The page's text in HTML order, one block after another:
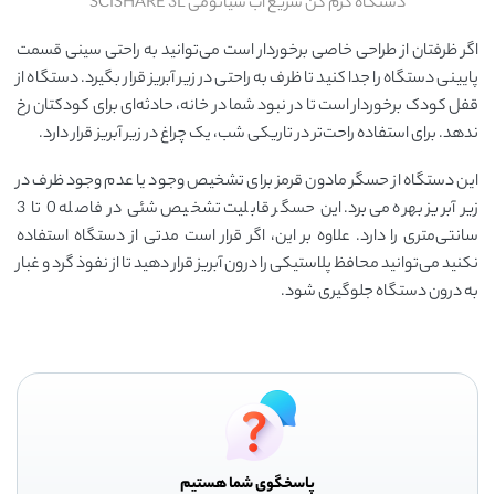
اگر ظرفتان از طراحی خاصی برخوردار است می‌توانید به راحتی سینی قسمت
پایینی دستگاه را جدا کنید تا ظرف به راحتی در زیر آبریز قرار بگیرد. دستگاه از
قفل کودک برخوردار است تا در نبود شما در خانه، حادثه‌ای برای کودکتان رخ
ندهد. برای استفاده راحت‌تر در تاریکی شب، یک چراغ در زیر آبریز قرار دارد.
این دستگاه از حسگر مادون قرمز برای تشخیص وجود یا عدم وجود ظرف در
زیر آبریز بهره می‌برد. این حسگر قابلیت تشخیص شئی در فاصله 0 تا 3
سانتی‌متری را دارد. علاوه بر این، اگر قرار است مدتی از دستگاه استفاده
نکنید می‌توانید محافظ پلاستیکی را درون آبریز قرار دهید تا از نفوذ گرد و غبار
به درون دستگاه جلوگیری شود.
پاسخگوی شما هستیم